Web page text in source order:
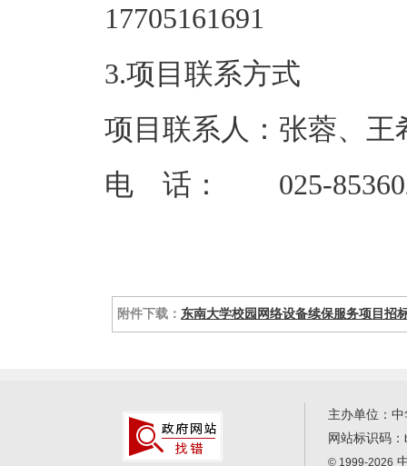
3.项目联系方式
项目联系人：张蓉、王
电 话： 025-
附件下载： 东南大学校园网络设备续保服务项目招
主办单位：
网站标识码：
© 1999-2026